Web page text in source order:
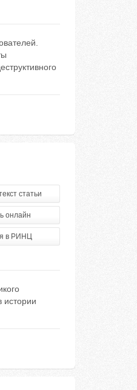
статьи
онлайн
в РИНЦ
истории